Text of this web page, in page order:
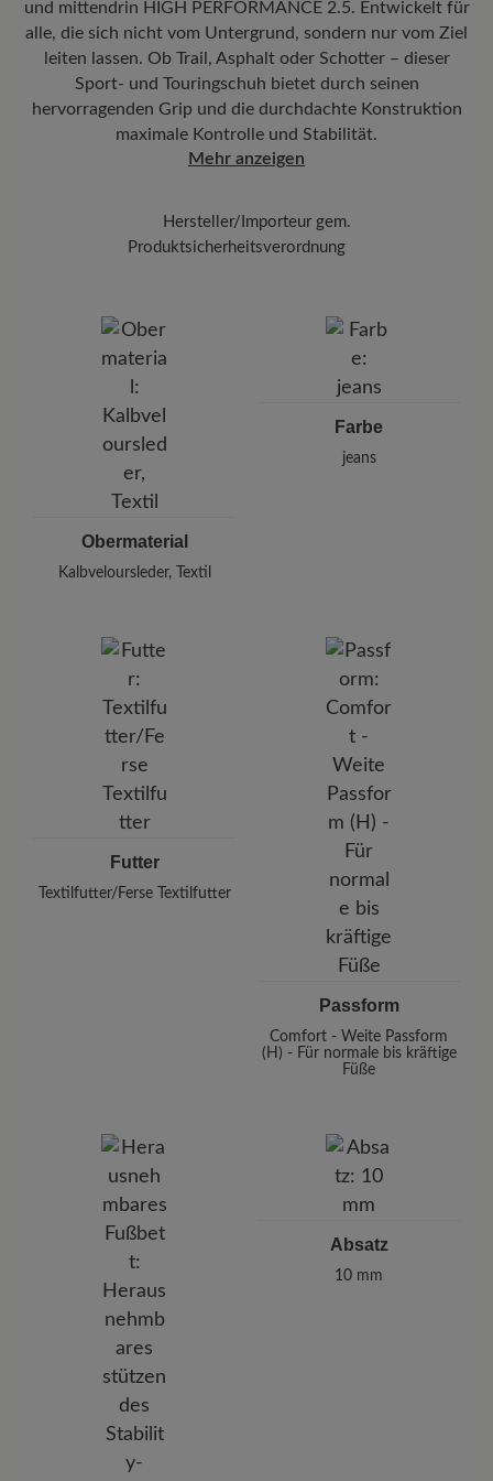
Herausnehmbares Fußbett:6 mm Stability-Fußbett mit
Gelenkstütze und Textilbezug bietet gezielte Unterstützung für den
Mittelfuß und sorgt für Stabilität bei jedem Schritt.
Funktionalität: Atmungsaktiv
darauf, gleichmäßig vorzugehen, um Ränder zu
vermeiden.
Sobald die Schuhe bei Zimmertemperatur
getrocknet sind, tragen Sie die Imprägnierung
Carbon Pro mit einem Abstand von 20-30 cm
auf – so schützen Sie Ihre Schuhe zuverlässig
vor Feuchtigkeit und Schmutz.
befindet.
und mittendrin HIGH PERFORMANCE 2.5. Entwickelt für
alle, die sich nicht vom Untergrund, sondern nur vom Ziel
leiten lassen. Ob Trail, Asphalt oder Schotter – dieser
Sport- und Touringschuh bietet durch seinen
hervorragenden Grip und die durchdachte Konstruktion
maximale Kontrolle und Stabilität.
Mehr anzeigen
Hersteller/Importeur gem.
Produktsicherheitsverordnung
Pleidelsheimer Str. 15/1, 74321 Bietigheim-Bissingen,
E-mail:
kundenbetreuung@baer-schuhe.de
Telefon: 0800 51 65 65 56 (gebührenfrei)
Obermaterial
Kalbveloursleder, Textil
Farbe
jeans
Futter
Textilfutter/Ferse Textilfutter
Passform
Comfort - Weite Passform
(H) - Für normale bis kräftige
Füße
Absatz
10 mm